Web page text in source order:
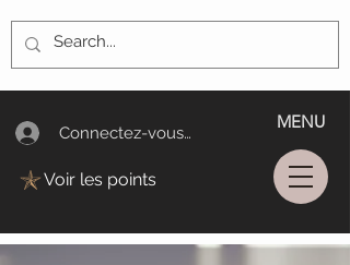
Connectez-vous/Log In
MENU
Voir les points